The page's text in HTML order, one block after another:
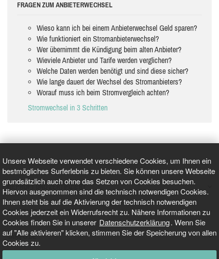
Unsere Webseite verwendet verschiedene Cookies, um Ihnen ein
bestmögliches Surferlebnis zu bieten. Sie können unsere Webseite
grundsätzlich auch ohne das Setzen von Cookies besuchen.
Hiervon ausgenommen sind die technisch notwendigen Cookies.
Ihnen steht bis auf die Aktivierung der technisch notwendigen
Cookies jederzeit ein Widerrufsrecht zu. Nähere Informationen zu
Cookies finden Sie in unserer Datenschutzerklärung. Wenn Sie
auf "Alle aktivieren" klicken, stimmen Sie der Speicherung von allen
Cookies zu.
FRAGEN ZUM ANBIETERWECHSEL
Wieso kann ich bei einem Anbieterwechsel Geld sparen?
Wie funktioniert ein Stromanbieterwechsel?
Wer übernimmt die Kündigung beim alten Anbieter?
Wieviele Anbieter und Tarife werden verglichen?
Welche Daten werden benötigt und sind diese sicher?
Wie lange dauert der Wechsel des Stromanbieters?
Worauf muss ich beim Stromvergleich achten?
Stromwechsel in 3 Schritten
GEPRÜFT UND ZERTIFIZIERT
AKTUELLE NACHRICHTEN
TARIFO.DE